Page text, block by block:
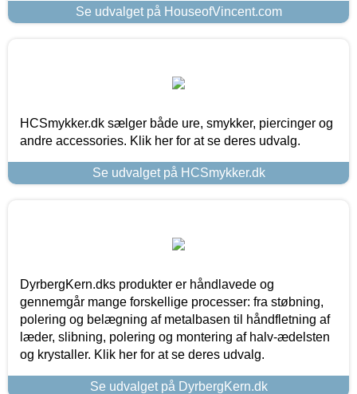
Se udvalget på HouseofVincent.com
HCSmykker.dk sælger både ure, smykker, piercinger og
andre accessories. Klik her for at se deres udvalg.
Se udvalget på HCSmykker.dk
DyrbergKern.dks produkter er håndlavede og
gennemgår mange forskellige processer: fra støbning,
polering og belægning af metalbasen til håndfletning af
læder, slibning, polering og montering af halv-ædelsten
og krystaller. Klik her for at se deres udvalg.
Se udvalget på DyrbergKern.dk